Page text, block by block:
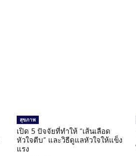
สุขภาพ
เปิด 5 ปัจจัยที่ทำให้ “เส้นเลือด
หัวใจตีบ” และวิธีดูแลหัวใจให้แข็ง
แรง